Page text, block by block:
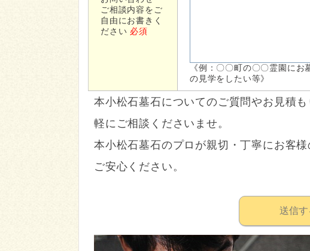
ご相談内容をご
自由にお書きく
ださい 必須
《例：〇〇町の〇〇霊園に
の見学をしたい等》
本小松石墓石についてのご質問やお見積
軽にご相談くださいませ。
本小松石墓石のプロが親切・丁寧にお客
ご安心ください。